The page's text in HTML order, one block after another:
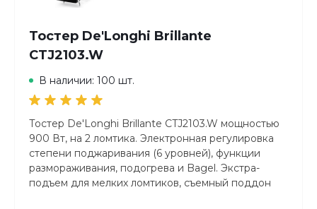
Тостер De'Longhi Brillante
CTJ2103.W
В наличии: 100 шт.
Тостер De'Longhi Brillante CTJ2103.W мощностью
900 Вт, на 2 ломтика. Электронная регулировка
степени поджаривания (6 уровней), функции
размораживания, подогрева и Bagel. Экстра-
подъем для мелких ломтиков, съемный поддон